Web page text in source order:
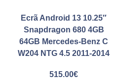
Ecrã Android 13 10.25″
Snapdragon 680 4GB
64GB Mercedes-Benz C
W204 NTG 4.5 2011-2014
515.00€